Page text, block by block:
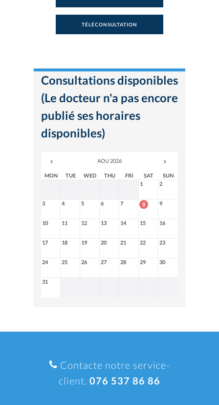
TÉLÉCONSULTATION
Consultations disponibles
(Le docteur n'a pas encore
publié ses horaires
disponibles)
AOU 2026
MON TUE WED THU FRI SAT
SUN
1
2
3 4 5 6 7 8 9
10 11 12 13 14 15 16
17 18 19 20 21 22 23
24 25 26 27 28 29 30
31
Contacte notre service-
client. 076 537 86 86